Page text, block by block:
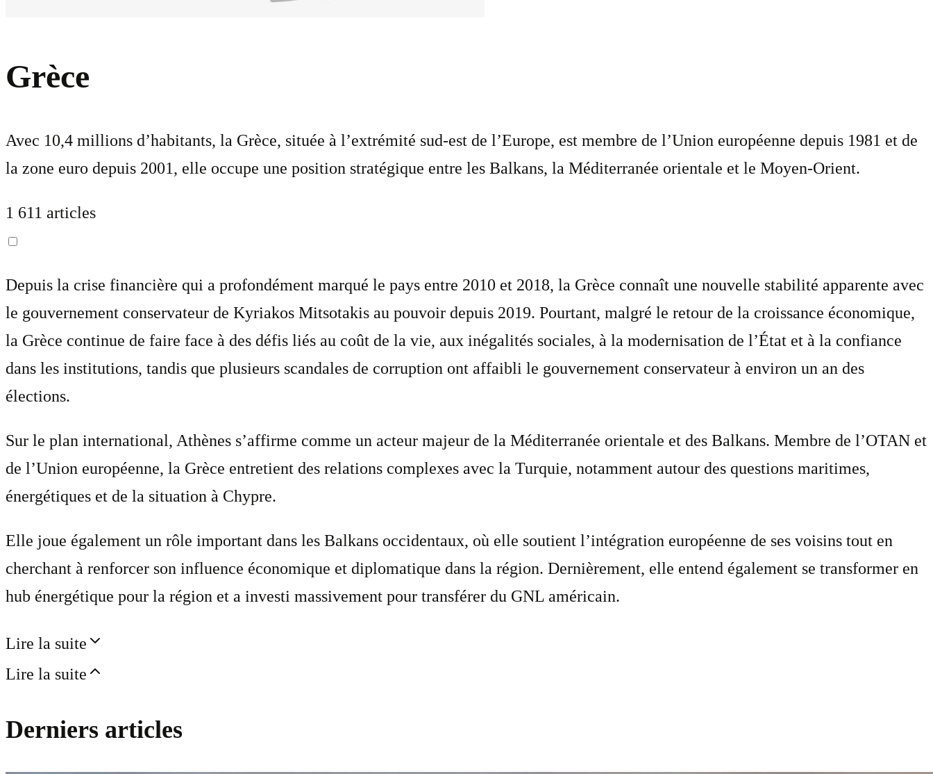
Grèce
Avec 10,4 millions d’habitants, la Grèce, située à l’extrémité sud-est de l’Europe, est membre de l’Union européenne depuis 1981 et de
la zone euro depuis 2001, elle occupe une position stratégique entre les Balkans, la Méditerranée orientale et le Moyen-Orient.
1 611 articles
Depuis la crise financière qui a profondément marqué le pays entre 2010 et 2018, la Grèce connaît une nouvelle stabilité apparente avec
le gouvernement conservateur de Kyriakos Mitsotakis au pouvoir depuis 2019. Pourtant, malgré le retour de la croissance économique,
la Grèce continue de faire face à des défis liés au coût de la vie, aux inégalités sociales, à la modernisation de l’État et à la confiance
dans les institutions, tandis que plusieurs scandales de corruption ont affaibli le gouvernement conservateur à environ un an des
élections.
Sur le plan international, Athènes s’affirme comme un acteur majeur de la Méditerranée orientale et des Balkans. Membre de l’OTAN et
de l’Union européenne, la Grèce entretient des relations complexes avec la Turquie, notamment autour des questions maritimes,
énergétiques et de la situation à Chypre.
Elle joue également un rôle important dans les Balkans occidentaux, où elle soutient l’intégration européenne de ses voisins tout en
cherchant à renforcer son influence économique et diplomatique dans la région. Dernièrement, elle entend également se transformer en
hub énergétique pour la région et a investi massivement pour transférer du GNL américain.
Lire la suite
Lire la suite
Derniers articles